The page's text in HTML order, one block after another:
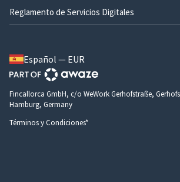
Reglamento de Servicios Digitales
Español — EUR
Fincallorca GmbH, c/o WeWork Gerhofstraße,
Hamburg, Germany
Términos y Condiciones*